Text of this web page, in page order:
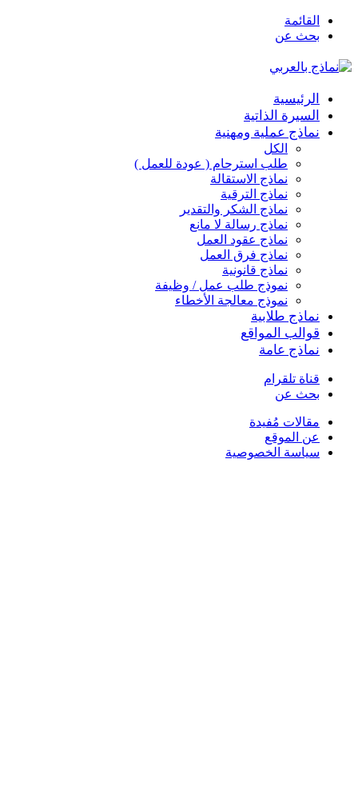
القائمة
بحث عن
الرئيسية
السيرة الذاتية
نماذج عملية ومهنية
الكل
طلب استرحام ( عودة للعمل )
نماذج الاستقالة
نماذج الترقية
نماذج الشكر والتقدير
نماذج رسالة لا مانع
نماذج عقود العمل
نماذج فرق العمل
نماذج قانونية
نموذج طلب عمل / وظيفة
نموذج معالجة الأخطاء
نماذج طلابية
قوالب المواقع
نماذج عامة
قناة تلقرام
بحث عن
مقالات مُفيدة
عن الموقع
سياسة الخصوصية